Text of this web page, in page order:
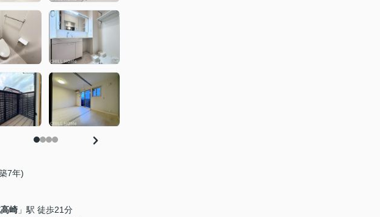
7年)
崎 」駅 徒歩21分